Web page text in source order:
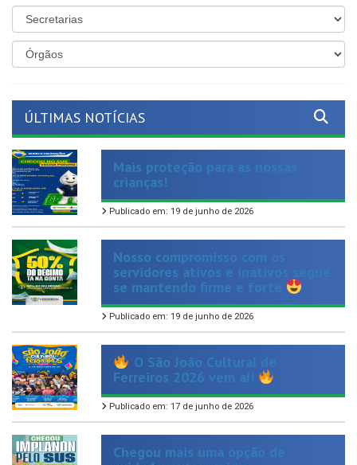
Mais proteção para as nossas
crianças!
Publicado em: 19 de junho de 2026
Nosso compromisso com os
servidores ativos e inativos segue
se mantendo firme e forte
Publicado em: 19 de junho de 2026
O São João Cultural de
Ferreiros 2026 vem aí!
Publicado em: 17 de junho de 2026
Chegou mais uma opção de
cuidado, autonomia e
planejamento reprodutivo para as